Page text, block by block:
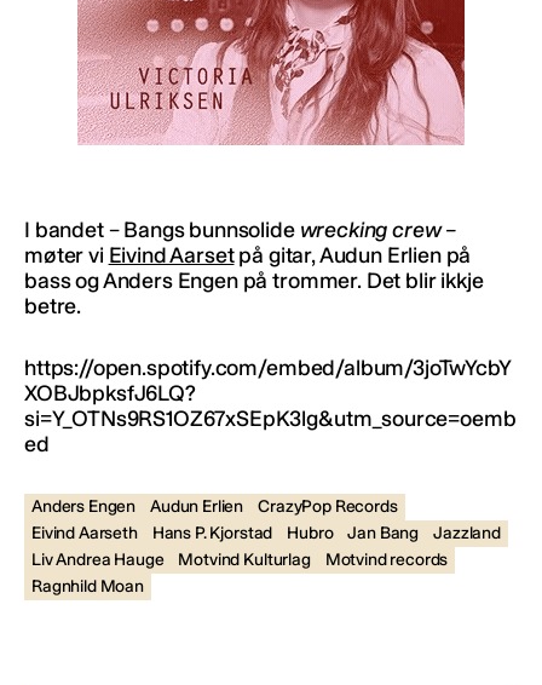
I bandet – Bangs bunnsolide wrecking crew –
møter vi Eivind Aarsetpå gitar, Audun Erlien på
bass og Anders Engen på trommer.Det blir ikkje
betre.
https://open.spotify.com/embed/album/3joTwYcbY
XOBJbpksfJ6LQ?
si=Y_OTNs9RS1OZ67xSEpK3lg&utm_source=oemb
ed
Anders Engen Audun Erlien
CrazyPop Records
Eivind Aarseth
Hans P. Kjorstad Hubro Jan Bang
Jazzland
Liv Andrea Hauge
Motvind Kulturlag
Motvind records
Ragnhild Moan